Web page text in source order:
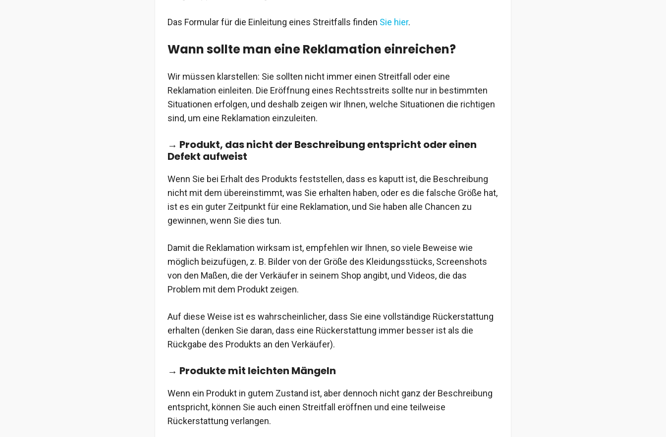
Das Formular für die Einleitung eines Streitfalls finden Sie hier.
Wann sollte man eine Reklamation einreichen?
Wir müssen klarstellen: Sie sollten nicht immer einen Streitfall oder eine
Reklamation einleiten. Die Eröffnung eines Rechtsstreits sollte nur in bestimmten
Situationen erfolgen, und deshalb zeigen wir Ihnen, welche Situationen die richtigen
sind, um eine Reklamation einzuleiten.
→ Produkt, das nicht der Beschreibung entspricht oder einen
Defekt aufweist
Wenn Sie bei Erhalt des Produkts feststellen, dass es kaputt ist, die Beschreibung
nicht mit dem übereinstimmt, was Sie erhalten haben, oder es die falsche Größe hat,
ist es ein guter Zeitpunkt für eine Reklamation, und Sie haben alle Chancen zu
gewinnen, wenn Sie dies tun.
Damit die Reklamation wirksam ist, empfehlen wir Ihnen, so viele Beweise wie
möglich beizufügen, z. B. Bilder von der Größe des Kleidungsstücks, Screenshots
von den Maßen, die der Verkäufer in seinem Shop angibt, und Videos, die das
Problem mit dem Produkt zeigen.
Auf diese Weise ist es wahrscheinlicher, dass Sie eine vollständige Rückerstattung
erhalten (denken Sie daran, dass eine Rückerstattung immer besser ist als die
Rückgabe des Produkts an den Verkäufer).
→ Produkte mit leichten Mängeln
Wenn ein Produkt in gutem Zustand ist, aber dennoch nicht ganz der Beschreibung
entspricht, können Sie auch einen Streitfall eröffnen und eine teilweise
Rückerstattung verlangen.